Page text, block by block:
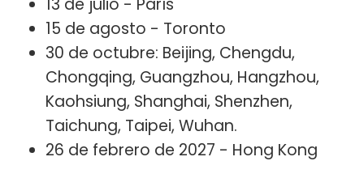
13 de julio - París
15 de agosto - Toronto
30 de octubre: Beijing, Chengdu,
Chongqing, Guangzhou, Hangzhou,
Kaohsiung, Shanghai, Shenzhen,
Taichung, Taipei, Wuhan.
26 de febrero de 2027 - Hong Kong